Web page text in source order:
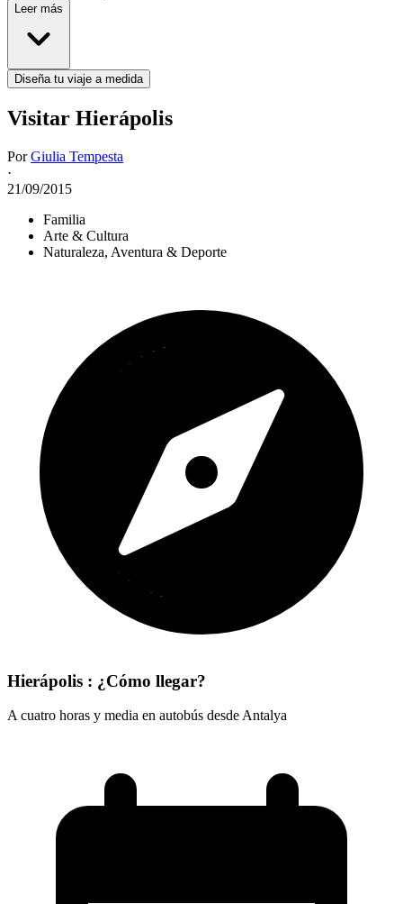
Leer más
Diseña tu viaje a medida
Visitar Hierápolis
PorGiulia Tempesta
·
21/09/2015
Familia
Arte & Cultura
Naturaleza, Aventura & Deporte
Hierápolis : ¿Cómo llegar?
A cuatro horas y media en autobús desde Antalya